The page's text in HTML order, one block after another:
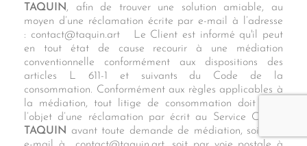
TAQUIN, afin de trouver une solution amiable, au
moyen d’une réclamation écrite par e-mail à l’adresse
: contact@taquin.art Le Client est informé qu'il peut
en tout état de cause recourir à une médiation
conventionnelle conformément aux dispositions des
articles L 611-1 et suivants du Code de la
consommation. Conformément aux règles applicables à
la médiation, tout litige de consommation doit faire
l’objet d’une réclamation par écrit au Service Clients
TAQUIN
avant toute demande de médiation, soit par